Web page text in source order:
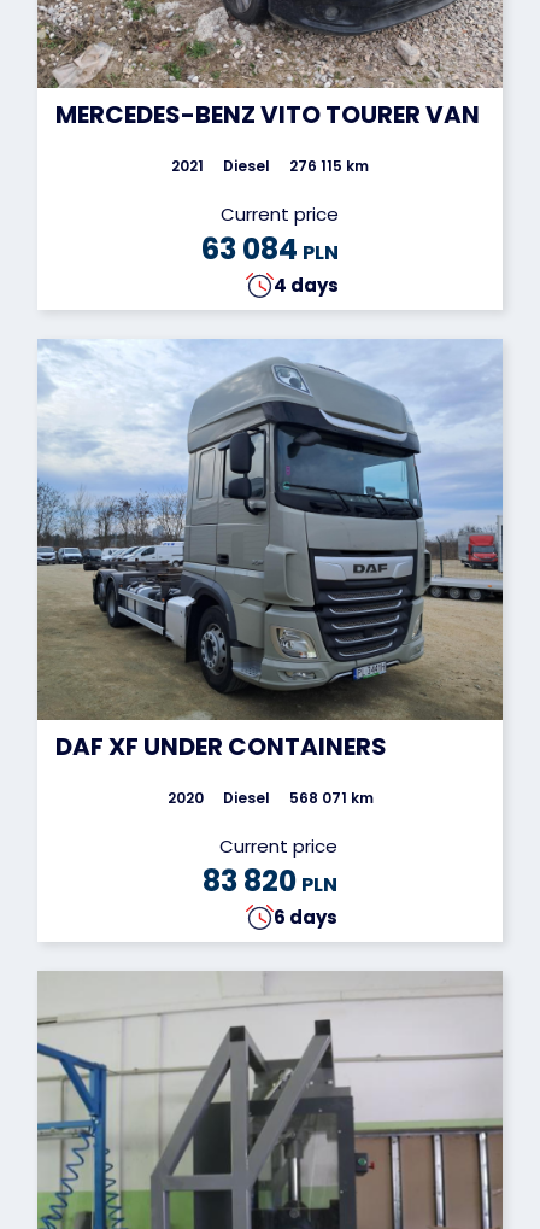
MERCEDES-BENZ VITO TOURER VAN
2021 Diesel 276 115 km
Current price
63 084 PLN
4 days
DAF XF UNDER CONTAINERS
2020 Diesel 568 071 km
Current price
83 820 PLN
6 days